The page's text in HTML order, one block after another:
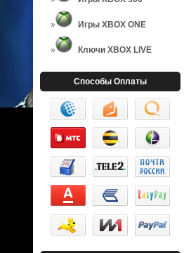
Игры XBOX ONE
Ключи XBOX LIVE
Способы Оплаты